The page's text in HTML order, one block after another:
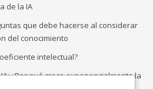
de la IA
que debe hacerse al considerar
del conocimiento
intelectual?
¿Por qué crece exponencialmente la